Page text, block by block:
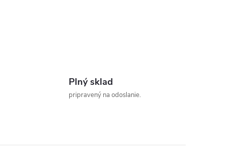
Plný sklad
pripravený na odoslanie.